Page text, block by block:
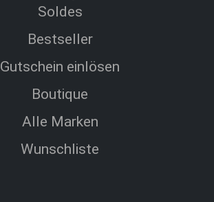
Soldes
Bestseller
Gutschein einlösen
Boutique
Alle Marken
Wunschliste